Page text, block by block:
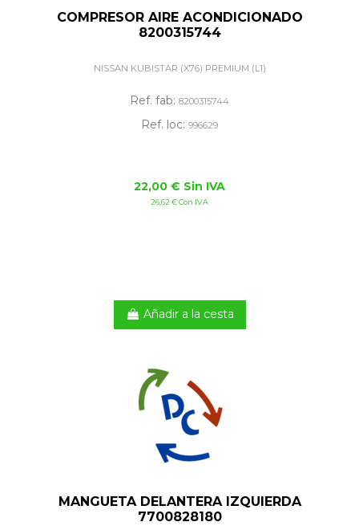
COMPRESOR AIRE ACONDICIONADO
8200315744
NISSAN KUBISTAR (X76) PREMIUM (L1)
Ref. fab: 8200315744
Ref. loc: 996629
22,00 € Sin IVA
26,62 € Con IVA
Añadir a la cesta
MANGUETA DELANTERA IZQUIERDA
7700828180